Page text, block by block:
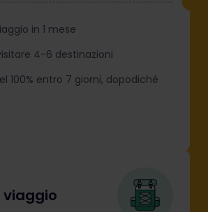
in 1 mese
4-6 destinazioni
100% entro 7 giorni, dopodiché
viaggio